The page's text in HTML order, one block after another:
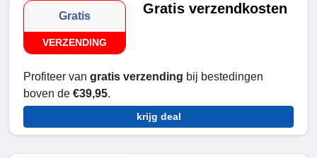
Gratis
VERZENDING
Gratis verzendkosten
Profiteer van gratis verzending bij bestedingen
boven de €39,95.
krijg deal